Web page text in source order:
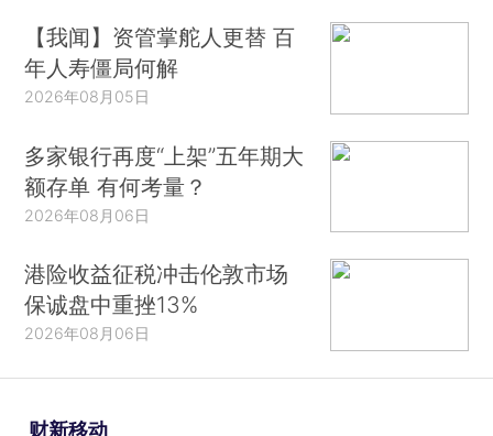
【我闻】资管掌舵人更替 百
年人寿僵局何解
2026年08月05日
多家银行再度“上架”五年期大
额存单 有何考量？
2026年08月06日
港险收益征税冲击伦敦市场
保诚盘中重挫13%
2026年08月06日
财新移动